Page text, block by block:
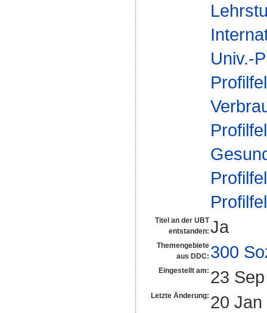
Univ.-
Titel an der UBT
entstanden: Ja
Themengebiete
aus DDC: 300
Eingestellt am: 23
Letzte Änderung: 20